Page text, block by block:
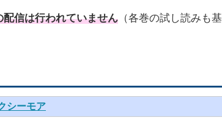
信は行われていません （各巻の試し読みも基
シーモア